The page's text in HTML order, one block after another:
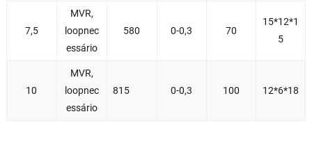
7,5
MVR,
loopnec
essário
580 0-0,3 70
15*12*1
5
10
MVR,
loopnec
essário
815 0-0,3 100 12*6*18